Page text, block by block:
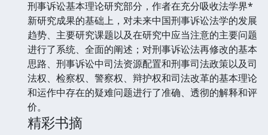
刑事诉讼基本理论研究部分，作者在充分吸收法学界*
新研究成果的基础上，对未来中国刑事诉讼法学的发展
趋势、主要研究课题以及在研究中应当注意的主要问题
进行了系统、全面的阐述；对刑事诉讼法再修改的基本
思路、刑事诉讼中司法资源配置和刑事司法政策以及司
法权、检察权、警察权、辩护权和司法改革的基本理论
和运作中存在的疑难问题进行了准确、透彻的解释和评
价。
精彩书摘